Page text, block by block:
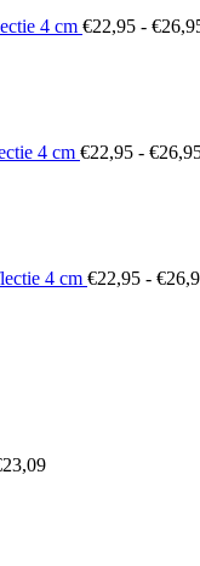
4 cm €22,95 - €
4 cm €22,95 - €
4 cm €22,95 - €
23,09